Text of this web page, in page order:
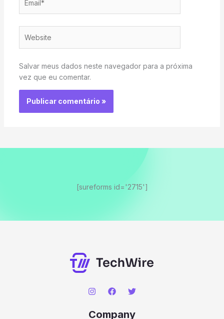
Salvar meus dados neste navegador para a próxima
vez que eu comentar.
[sureforms id='2715']
Company